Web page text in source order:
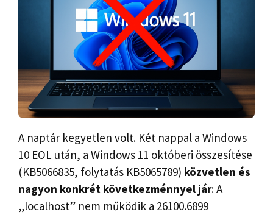
A naptár kegyetlen volt. Két nappal a Windows
10 EOL után, a Windows 11 októberi összesítése
(KB5066835, folytatás KB5065789) közvetlen és
nagyon konkrét következménnyel jár: A
„localhost” nem működik a 26100.6899